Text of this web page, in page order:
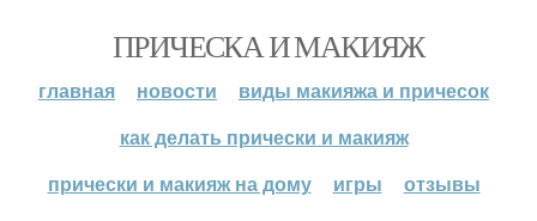
ПРИЧЕСКА И МАКИЯЖ
главная новости
виды макияжа и причесок
как делать прически и макияж
прически и макияж на дому
игры отзывы